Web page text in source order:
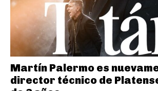
Martín Palermo es
director técnico de